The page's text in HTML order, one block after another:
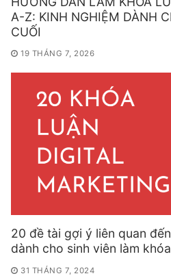
A-Z: KINH NGHIỆM DÀNH
CUỐI
19 THÁNG 7, 2026
20 đề tài gợi ý liên quan
dành cho sinh viên làm
31 THÁNG 7, 2024